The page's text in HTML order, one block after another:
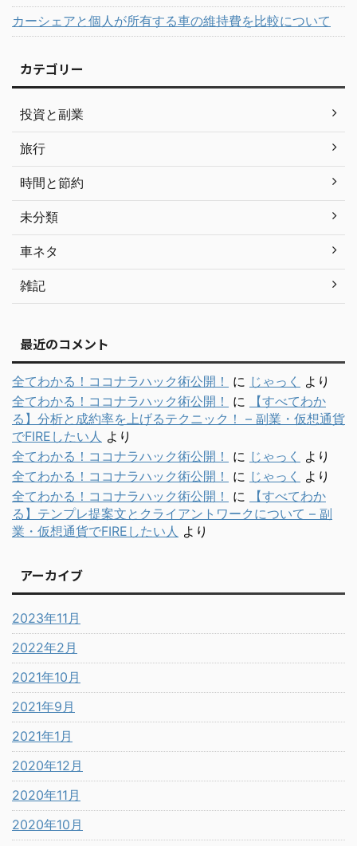
カーシェアと個人が所有する車の維持費を比較について
カテゴリー
投資と副業
旅行
時間と節約
未分類
車ネタ
雑記
最近のコメント
全てわかる！ココナラハック術公開！ に じゃっく
より
全てわかる！ココナラハック術公開！
に
【すべてわか
る】分析と成約率を上げるテクニック！ – 副業・仮想通貨
でFIREしたい人 より
全てわかる！ココナラハック術公開！
に じゃっく
より
全てわかる！ココナラハック術公開！
に じゃっく
より
全てわかる！ココナラハック術公開！
に
【すべてわか
る】テンプレ提案文とクライアントワークについて – 副
業・仮想通貨でFIREしたい人 より
アーカイブ
2023年11月
2022年2月
2021年10月
2021年9月
2021年1月
2020年12月
2020年11月
2020年10月